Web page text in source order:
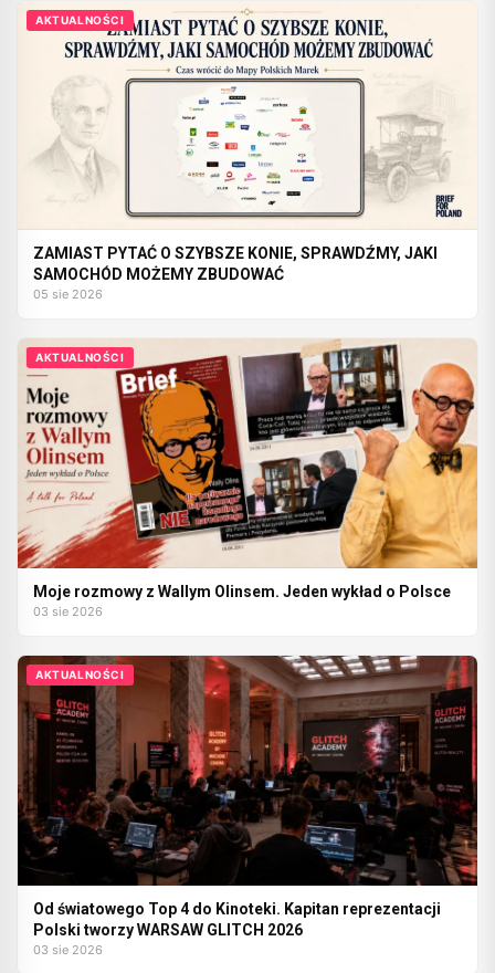
AKTUALNOŚCI
ZAMIAST PYTAĆ O SZYBSZE KONIE, SPRAWDŹMY, JAKI
SAMOCHÓD MOŻEMY ZBUDOWAĆ
05 sie 2026
AKTUALNOŚCI
Moje rozmowy z Wallym Olinsem. Jeden wykład o Polsce
03 sie 2026
AKTUALNOŚCI
Od światowego Top 4 do Kinoteki. Kapitan reprezentacji
Polski tworzy WARSAW GLITCH 2026
03 sie 2026